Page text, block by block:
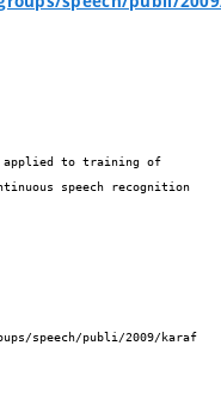
speech recognition
speech/publi/2009/karaf